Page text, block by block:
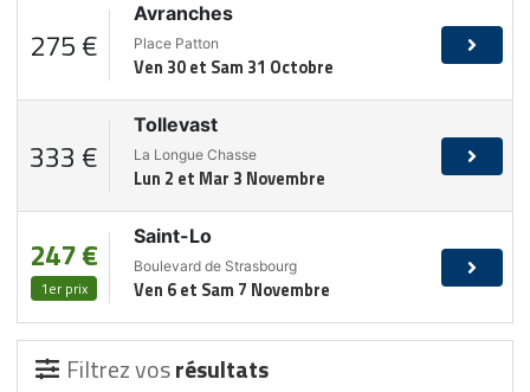
275 €
Avranches
Place Patton
Ven 30 et Sam 31 Octobre
333 €
Tollevast
La Longue Chasse
Lun 2 et Mar 3 Novembre
247 €
1er prix
Saint-Lo
Boulevard de Strasbourg
Ven 6 et Sam 7 Novembre
Filtrez vosrésultats